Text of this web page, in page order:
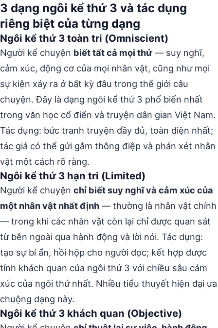
3 dạng ngôi kể thứ 3 và tác dụng
riêng biệt của từng dạng
Ngôi kể thứ 3 toàn tri (Omniscient)
Người kể chuyện biết tất cả mọi thứ — suy nghĩ,
cảm xúc, động cơ của mọi nhân vật, cũng như mọi
sự kiện xảy ra ở bất kỳ đâu trong thế giới câu
chuyện. Đây là dạng ngôi kể thứ 3 phổ biến nhất
trong văn học cổ điển và truyện dân gian Việt Nam.
Tác dụng: bức tranh truyện đầy đủ, toàn diện nhất;
tác giả có thể gửi gắm thông điệp và phán xét nhân
vật một cách rõ ràng.
Ngôi kể thứ 3 hạn tri (Limited)
Người kể chuyện chỉ biết suy nghĩ và cảm xúc của
một nhân vật nhất định — thường là nhân vật chính
— trong khi các nhân vật còn lại chỉ được quan sát
từ bên ngoài qua hành động và lời nói. Tác dụng:
tạo sự bí ẩn, hồi hộp cho người đọc; kết hợp được
tính khách quan của ngôi thứ 3 với chiều sâu cảm
xúc của ngôi thứ nhất. Nhiều tiểu thuyết hiện đại ưa
chuộng dạng này.
Ngôi kể thứ 3 khách quan (Objective)